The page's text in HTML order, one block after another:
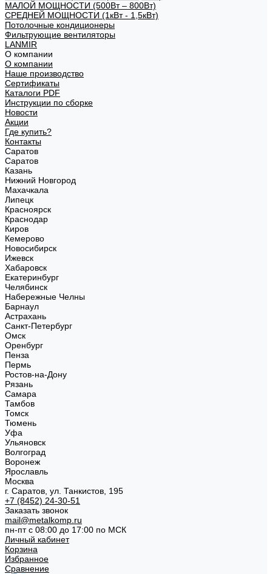
МАЛОЙ МОЩНОСТИ (500Вт – 800Вт)
СРЕДНЕЙ МОЩНОСТИ (1кВт - 1,5кВт)
Потолочные кондиционеры
Фильтрующие вентиляторы
LANMIR
О компании
О компании
Наше производство
Сертификаты
Каталоги PDF
Инструкции по сборке
Новости
Акции
Где купить?
Контакты
Саратов
Саратов
Казань
Нижний Новгород
Махачкала
Липецк
Красноярск
Краснодар
Киров
Кемерово
Новосибирск
Ижевск
Хабаровск
Екатеринбург
Челябинск
Набережные Челны
Барнаул
Астрахань
Санкт-Петербург
Омск
Оренбург
Пенза
Пермь
Ростов-на-Дону
Рязань
Самара
Тамбов
Томск
Тюмень
Уфа
Ульяновск
Волгоград
Воронеж
Ярославль
Москва
г. Саратов, ул. Танкистов, 195
+7 (8452) 24-30-51
Заказать звонок
mail@metalkomp.ru
пн-пт с 08:00 до 17:00 по МСК
Личный кабинет
Корзина
Избранное
Сравнение